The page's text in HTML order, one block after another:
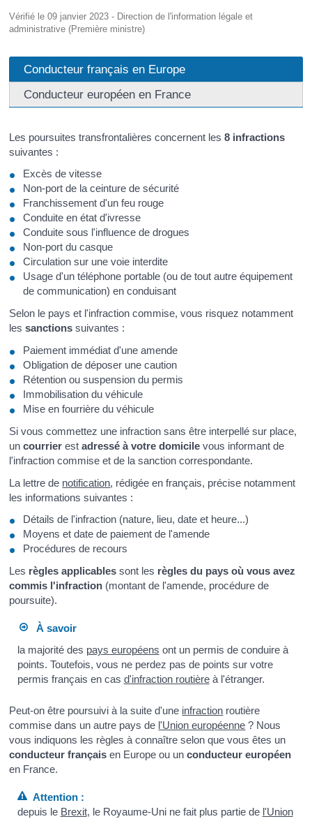
Vérifié le 09 janvier 2023 - Direction de l'information légale et
administrative (Première ministre)
Conducteur français en Europe
Conducteur européen en France
Les poursuites transfrontalières concernent les8 infractions
suivantes :
Excès de vitesse
Non-port de la ceinture de sécurité
Franchissement d'un feu rouge
Conduite en état d'ivresse
Conduite sous l'influence de drogues
Non-port du casque
Circulation sur une voie interdite
Usage d'un téléphone portable (ou de tout autre équipement
de communication) en conduisant
Selon le pays et l'infraction commise, vous risquez notamment
lessanctions suivantes :
Paiement immédiat d'une amende
Obligation de déposer une caution
Rétention ou suspension du permis
Immobilisation du véhicule
Mise en fourrière du véhicule
Si vous commettez une infraction sans être interpellé sur place,
uncourrier estadressé à votre domicile vous informant de
l'infraction commise et de la sanction correspondante.
La lettre de notification, rédigée en français, précise notamment
les informations suivantes :
Détails de l'infraction (nature, lieu, date et heure...)
Moyens et date de paiement de l'amende
Procédures de recours
Les règles applicables sont les règles du pays où vous avez
commis l'infraction (montant de l'amende, procédure de
poursuite).
À savoir
la majorité des pays européens ont un permis de conduire à
points. Toutefois, vous ne perdez pas de points sur votre
permis français en cas d'infraction routièreà l'étranger.
Peut-on être poursuivi à la suite d'une infraction routière
commise dans un autre pays de l'Union européenne ? Nous
vous indiquons les règles à connaître selon que vous êtes un
conducteur français en Europe ou unconducteur européen
en France.
Attention :
depuis le Brexit, le Royaume-Uni ne fait plus partie de l'Union